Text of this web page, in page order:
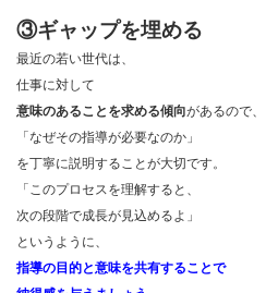
③ギャップを埋める
最近の若い世代は、
仕事に対して
意味のあることを求める傾向があるので、
「なぜその指導が必要なのか」
を丁寧に説明することが大切です。
「このプロセスを理解すると、
次の段階で成長が見込めるよ」
というように、
指導の目的と意味を共有することで